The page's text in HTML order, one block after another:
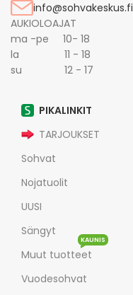
info@sohvakeskus.fi
AUKIOLOAJAT
ma -pe 10- 18
la 11 - 18
su 12 - 17
PIKALINKIT
TARJOUKSET
Sohvat
Nojatuolit
UUSI
Sängyt
Muut tuotteet
KAUNIS
Vuodesohvat